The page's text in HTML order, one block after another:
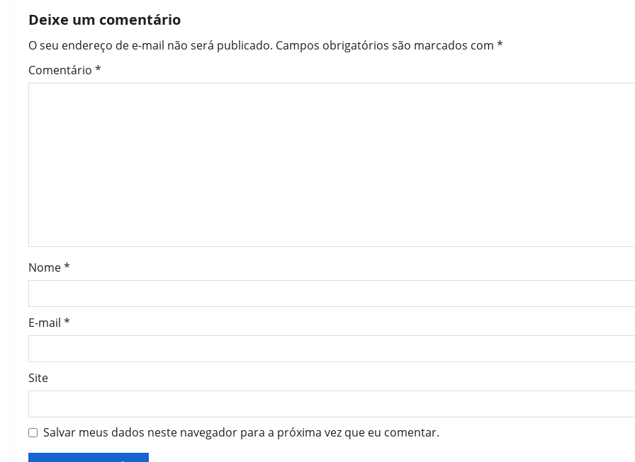
Deixe um comentário
O seu endereço de e-mail não será publicado. Campos obrigatórios são marcados com *
Comentário *
Nome*
E-mail *
Site
Salvar meus dados neste navegador para a próxima vez que eu comentar.